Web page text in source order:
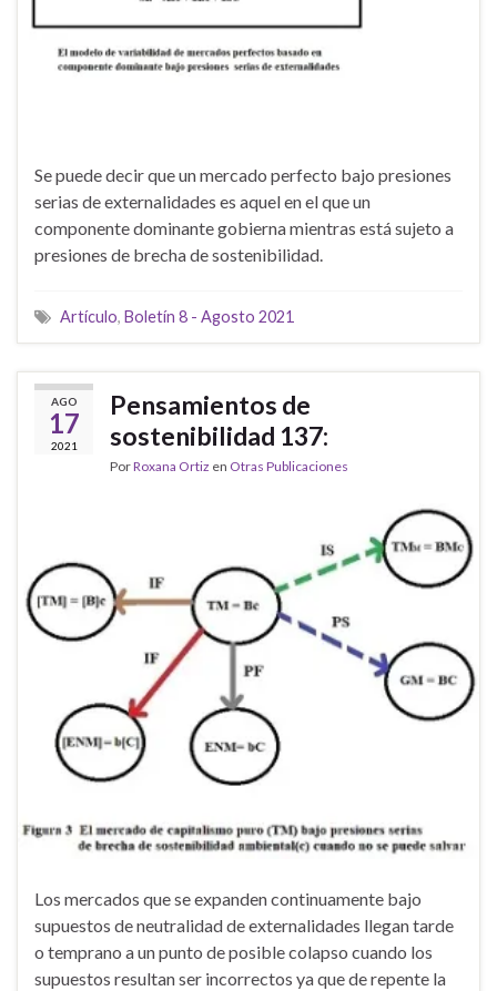
Se puede decir que un mercado perfecto bajo presiones
serias de externalidades es aquel en el que un
componente dominante gobierna mientras está sujeto a
presiones de brecha de sostenibilidad.
Artículo, Boletín 8 - Agosto 2021
AGO
17
2021
Pensamientos de
sostenibilidad 137:
PorRoxana Ortiz en Otras Publicaciones
Los mercados que se expanden continuamente bajo
supuestos de neutralidad de externalidades llegan tarde
o temprano a un punto de posible colapso cuando los
supuestos resultan ser incorrectos ya que de repente la